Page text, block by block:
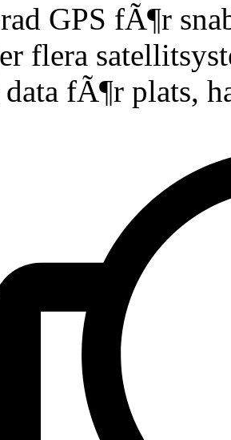
GPS fÃ¶r
flera
fÃ¶r plats,